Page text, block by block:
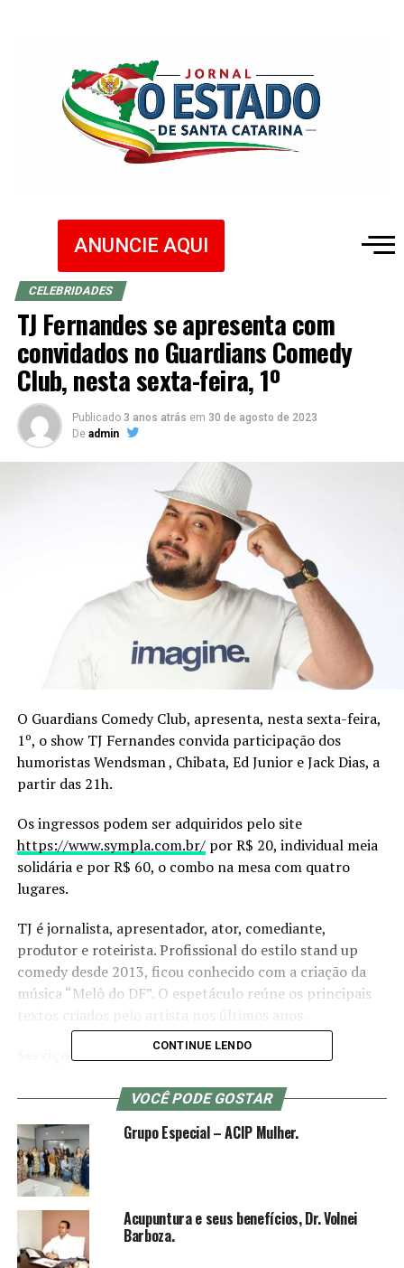
ANUNCIE AQUI
CELEBRIDADES
TJ Fernandes se apresenta com
convidados no Guardians Comedy
Club, nesta sexta-feira, 1º
Publicado 3 anos atrás em 30 de agosto de 2023
De admin
O Guardians Comedy Club, apresenta, nesta sexta-feira,
1º, o show TJ Fernandes convida participação dos
humoristas Wendsman , Chibata, Ed Junior e Jack Dias, a
partir das 21h.
Os ingressos podem ser adquiridos pelo site
https://www.sympla.com.br/por R$ 20, individual meia
solidária e por R$ 60, o combo na mesa com quatro
lugares.
TJ é jornalista, apresentador, ator, comediante,
produtor e roteirista. Profissional do estilo stand up
comedy desde 2013, ficou conhecido com a criação da
música “Melô do DF”. O espetáculo reúne os principais
Show TJ Fernandes convida
Local: Guardians Comedy Club
Data: 1º de setembro
Abertura da Casa: 20h
Apresentações: a partir das 21h
TÓPICOS RELACIONADOS
DESTAQUE
JORNAL SANTA CATARINA
VOLNEI JOSE BARBOZA
CONTINUE LENDO
VOCÊ PODE GOSTAR
Grupo Especial – ACIP Mulher.
Acupuntura e seus benefícios, Dr. Volnei
Barboza.